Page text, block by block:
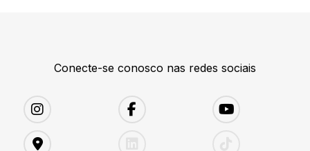
Conecte-se conosco nas redes sociais